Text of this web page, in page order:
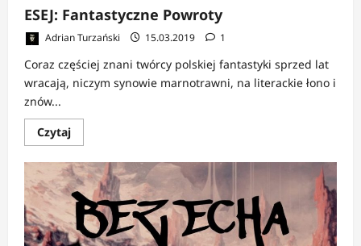
ESEJ: Fantastyczne Powroty
Adrian Turzański 15.03.2019 1
Coraz częściej znani twórcy polskiej fantastyki sprzed lat
wracają, niczym synowie marnotrawni, na literackie łono i
znów...
CzytajDowiedz
się
o
ESEJ:
Fantastyczne
Powroty